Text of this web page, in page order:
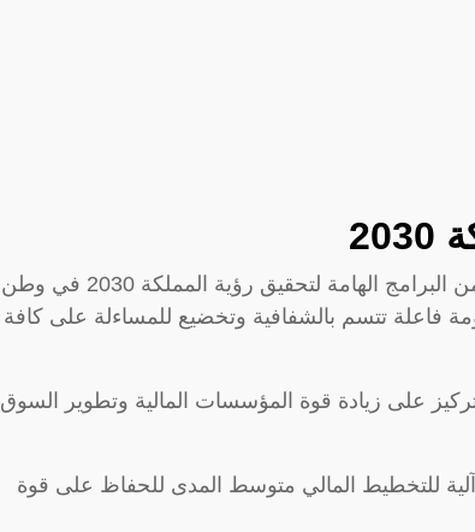
قامت حكومة المملكة العربية بإنشاء العديد من البرامج الهامة لتحقيق رؤية المملكة 2030 في وطن
فاعلة تتسم بالشفافية وتخضيع للمساءلة على كافة
على زيادة قوة المؤسسات المالية وتطوير السوق
للتخطيط المالي متوسط المدى للحفاظ على قوة